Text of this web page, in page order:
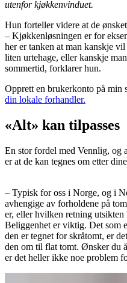
utenfor kjøkkenvinduet.
Hun forteller videre at de
– Kjøkkenløsningen er for
her er tanken at man kanskje
liten urtehage, eller kanskje
sommertid, forklarer hun.
Opprett en brukerkonto på min
din lokale forhandler.
«Alt» kan tilpasses
En stor fordel med Vennlig, og
er at de kan tegnes om etter
– Typisk for oss i Norge, og i
avhengige av forholdene på
er, eller hvilken retning
Beliggenhet er viktig. Det som
den er tegnet for skråtomt, er
den om til flat tomt. Ønsker du
er det heller ikke noe problem